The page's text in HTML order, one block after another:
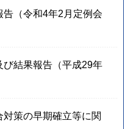
（令和4年2月定例会
結果報告（平成29年
策の早期確立等に関